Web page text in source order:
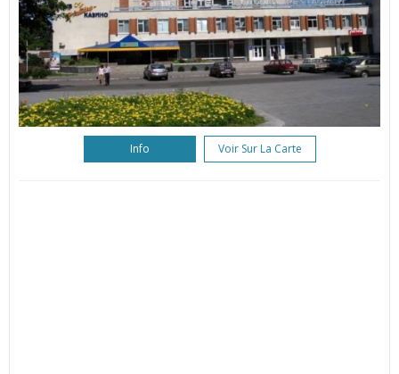
Info Voir Sur La Carte